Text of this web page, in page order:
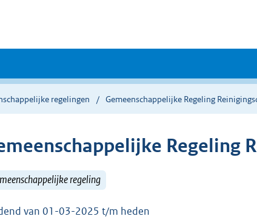
regelingen Gemeenschappelijke Regeling
Regeling
regeling
van 01-03-2025 t/m heden